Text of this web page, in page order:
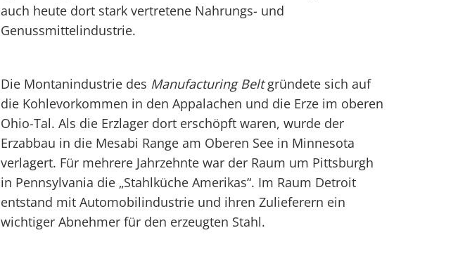
auch heute dort stark vertretene Nahrungs- und
Genussmittelindustrie.
Die Montanindustrie des Manufacturing Beltgründete sich auf
die Kohlevorkommen in den Appalachen und die Erze im oberen
Ohio-Tal. Als die Erzlager dort erschöpft waren, wurde der
Erzabbau in die Mesabi Range am Oberen See in Minnesota
verlagert. Für mehrere Jahrzehnte war der Raum um Pittsburgh
in Pennsylvania die „Stahlküche Amerikas“. Im Raum Detroit
entstand mit Automobilindustrie und ihren Zulieferern ein
wichtiger Abnehmer für den erzeugten Stahl.